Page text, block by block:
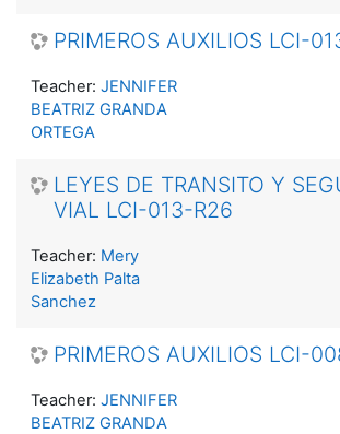
PRIMEROS AUXILIOS LCI-
Teacher: JENNIFER
BEATRIZ GRANDA
ORTEGA
LEYES DE TRANSITO Y
VIAL LCI-013-R26
Teacher: Mery
Elizabeth Palta
Sanchez
PRIMEROS AUXILIOS LCI-
Teacher: JENNIFER
BEATRIZ GRANDA